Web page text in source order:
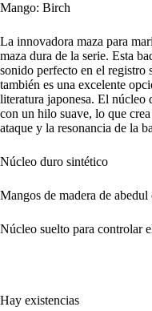
Mango: Birch
La innovadora maza para
maza dura de la serie. Esta
sonido perfecto en el
también es una excelente
literatura japonesa. El núcleo
con un hilo suave, lo que
ataque y la resonancia de la
Núcleo duro sintético
Mangos de madera de
Núcleo suelto para controlar
Hay existencias